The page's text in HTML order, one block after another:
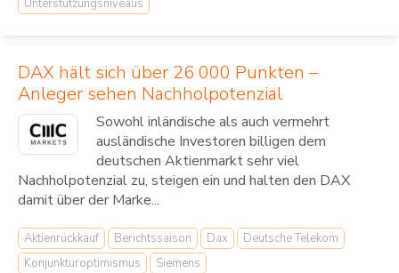
Unterstützungsniveaus
DAX hält sich über 26 000 Punkten –
Anleger sehen Nachholpotenzial
Sowohl inländische als auch vermehrt
ausländische Investoren billigen dem
deutschen Aktienmarkt sehr viel
Nachholpotenzial zu, steigen ein und halten den DAX
damit über der Marke...
Aktienrückkauf Berichtssaison Dax
Deutsche Telekom
Konjunkturoptimismus
Siemens